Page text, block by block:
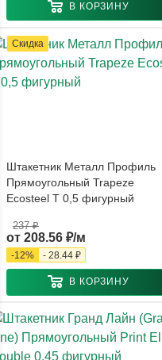
В КОРЗИНУ
Скидка
Штакетник Металл Профиль
Прямоугольный Trapeze
Ecosteel T 0,5 фигурный
от 208.56 ₽/м
237 ₽
-12% - 28.44 ₽
В КОРЗИНУ